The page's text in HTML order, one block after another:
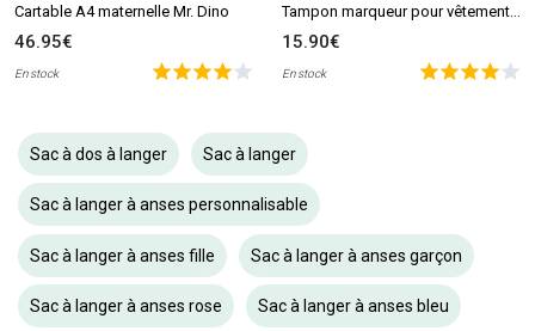
Cartable A4 maternelle Mr. Dino
46.95€
En stock
15.90€
En stock
Sac à dos à langer Sac à langer
Sac à langer à anses personnalisable
Sac à langer à anses fille Sac à langer à anses garçon
Sac à langer à anses rose Sac à langer à anses bleu